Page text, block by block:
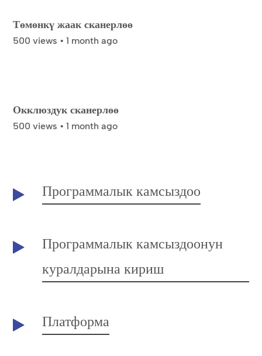
Төмөнкү жаак сканерлөө
500 views • 1 month ago
Окклюздук сканерлөө
500 views • 1 month ago
Программалык камсыздоо
Программалык камсыздоонун
куралдарына кириш
Платформа